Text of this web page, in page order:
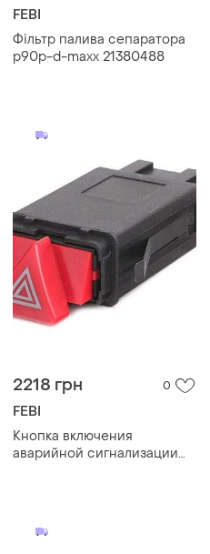
FEBI
Фільтр палива сепаратора
p90p-d-maxx 21380488
2218 грн 0
FEBI
Кнопка включения
аварийной сигнализации